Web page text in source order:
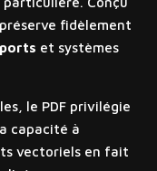
fidèlement
et systèmes
le PDF privilégie
capacité à
vectoriels en fait